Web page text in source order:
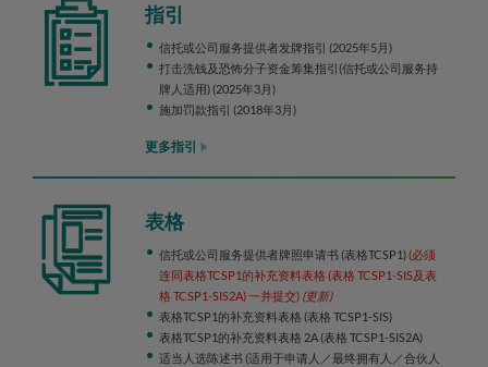
指引
信托或公司服务提供者发牌指引 (2025年5月)
打击洗钱及恐怖分子资金筹集指引(信托或公司服务持
牌人适用) (2025年3月)
施加罚款指引 (2018年3月)
更多指引
表格
信托或公司服务提供者牌照申请书 (表格TCSP1)(必须
连同表格TCSP1的补充资料表格 (表格 TCSP1-SIS及表
格 TCSP1-SIS2A) 一并提交) (更新)
表格TCSP1的补充资料表格 (表格 TCSP1-SIS)
表格TCSP1的补充资料表格 2A (表格 TCSP1-SIS2A)
适当人选陈述书 (适用于申请人／最终拥有人／合伙人